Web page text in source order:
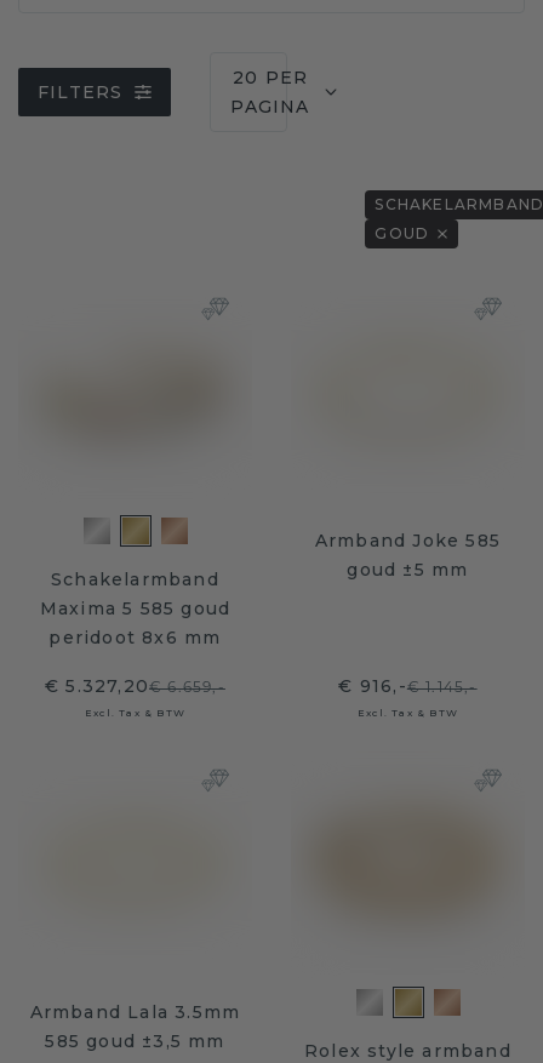
FILTERS
20 PER
PAGINA
GOUD
Schakelarmband
Maxima 5 585 goud
peridoot 8x6 mm
€ 5.327,20€ 6.659,-
Excl. Tax & BTW
Armband Joke 585
goud ±5 mm
€ 916,-€ 1.145,-
Excl. Tax & BTW
Armband Lala 3.5mm
585 goud ±3,5 mm
Rolex style armband